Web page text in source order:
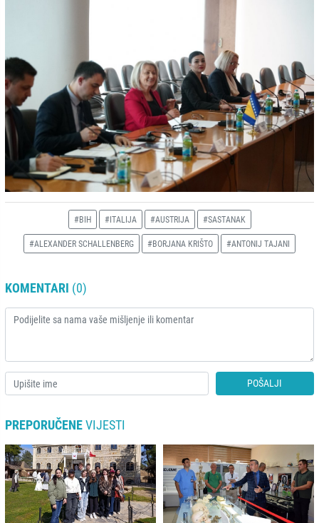
#BIH #ITALIJA #AUSTRIJA #SASTANAK
#ALEXANDER SCHALLENBERG #BORJANA KRIŠTO #ANTONIJ TAJANI
KOMENTARI (0)
POŠALJI
PREPORUČENEVIJESTI